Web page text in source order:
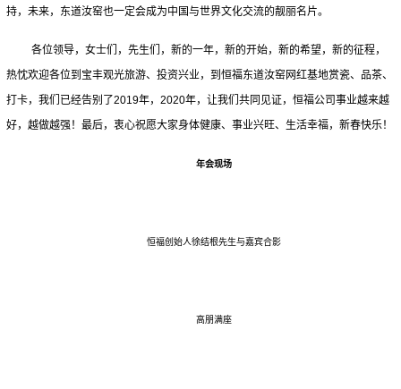
持，未来，东道汝窑也一定会成为中国与世界文化交流的靓丽名片。
各位领导，女士们，先生们，新的一年，新的开始，新的希望，新的征程，
热忱欢迎各位到宝丰观光旅游、投资兴业，到恒福东道汝窑网红基地赏瓷、品茶、
打卡，我们已经告别了2019年，2020年，让我们共同见证，恒福公司事业越来越
好，越做越强！最后，衷心祝愿大家身体健康、事业兴旺、生活幸福，新春快乐！
年会现场
恒福创始人徐结根先生与嘉宾合影
高朋满座